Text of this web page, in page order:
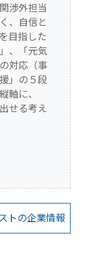
渉外担当
、自信と
目指した
、「元気
対応（事
」の５段
軸に、
せる考え
トの企業情報